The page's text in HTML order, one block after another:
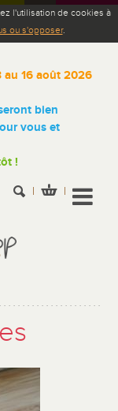
l'utilisation de cookies à
ou s'opposer.
au 16 août 2026
bien
vous et
!